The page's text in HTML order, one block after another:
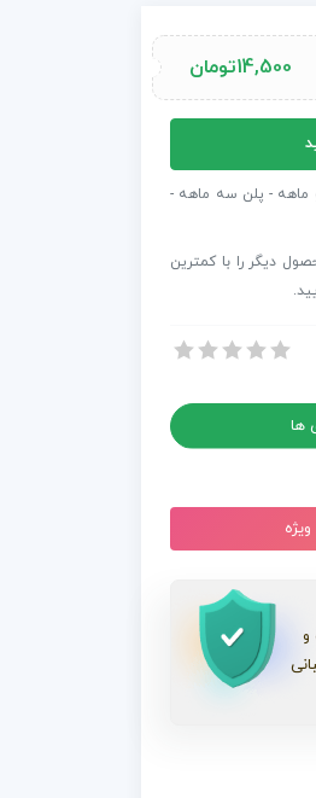
14,500تومان
ماهه - پلن سه ماهه -
توانید این محصول و 24574 محصول دیگر را با کمترین
ها
و